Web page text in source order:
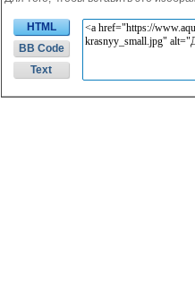
HTML
BB Code
Text